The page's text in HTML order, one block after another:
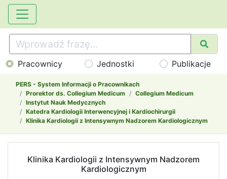
Pracownicy Jednostki Publikacje
PERS - System Informacji o Pracownikach
Prorektor ds. Collegium Medicum
Collegium Medicum
Instytut Nauk Medycznych
Katedra Kardiologii Interwencyjnej i Kardiochirurgii
Klinika Kardiologii z Intensywnym Nadzorem Kardiologicznym
Klinika Kardiologii z Intensywnym Nadzorem
Kardiologicznym